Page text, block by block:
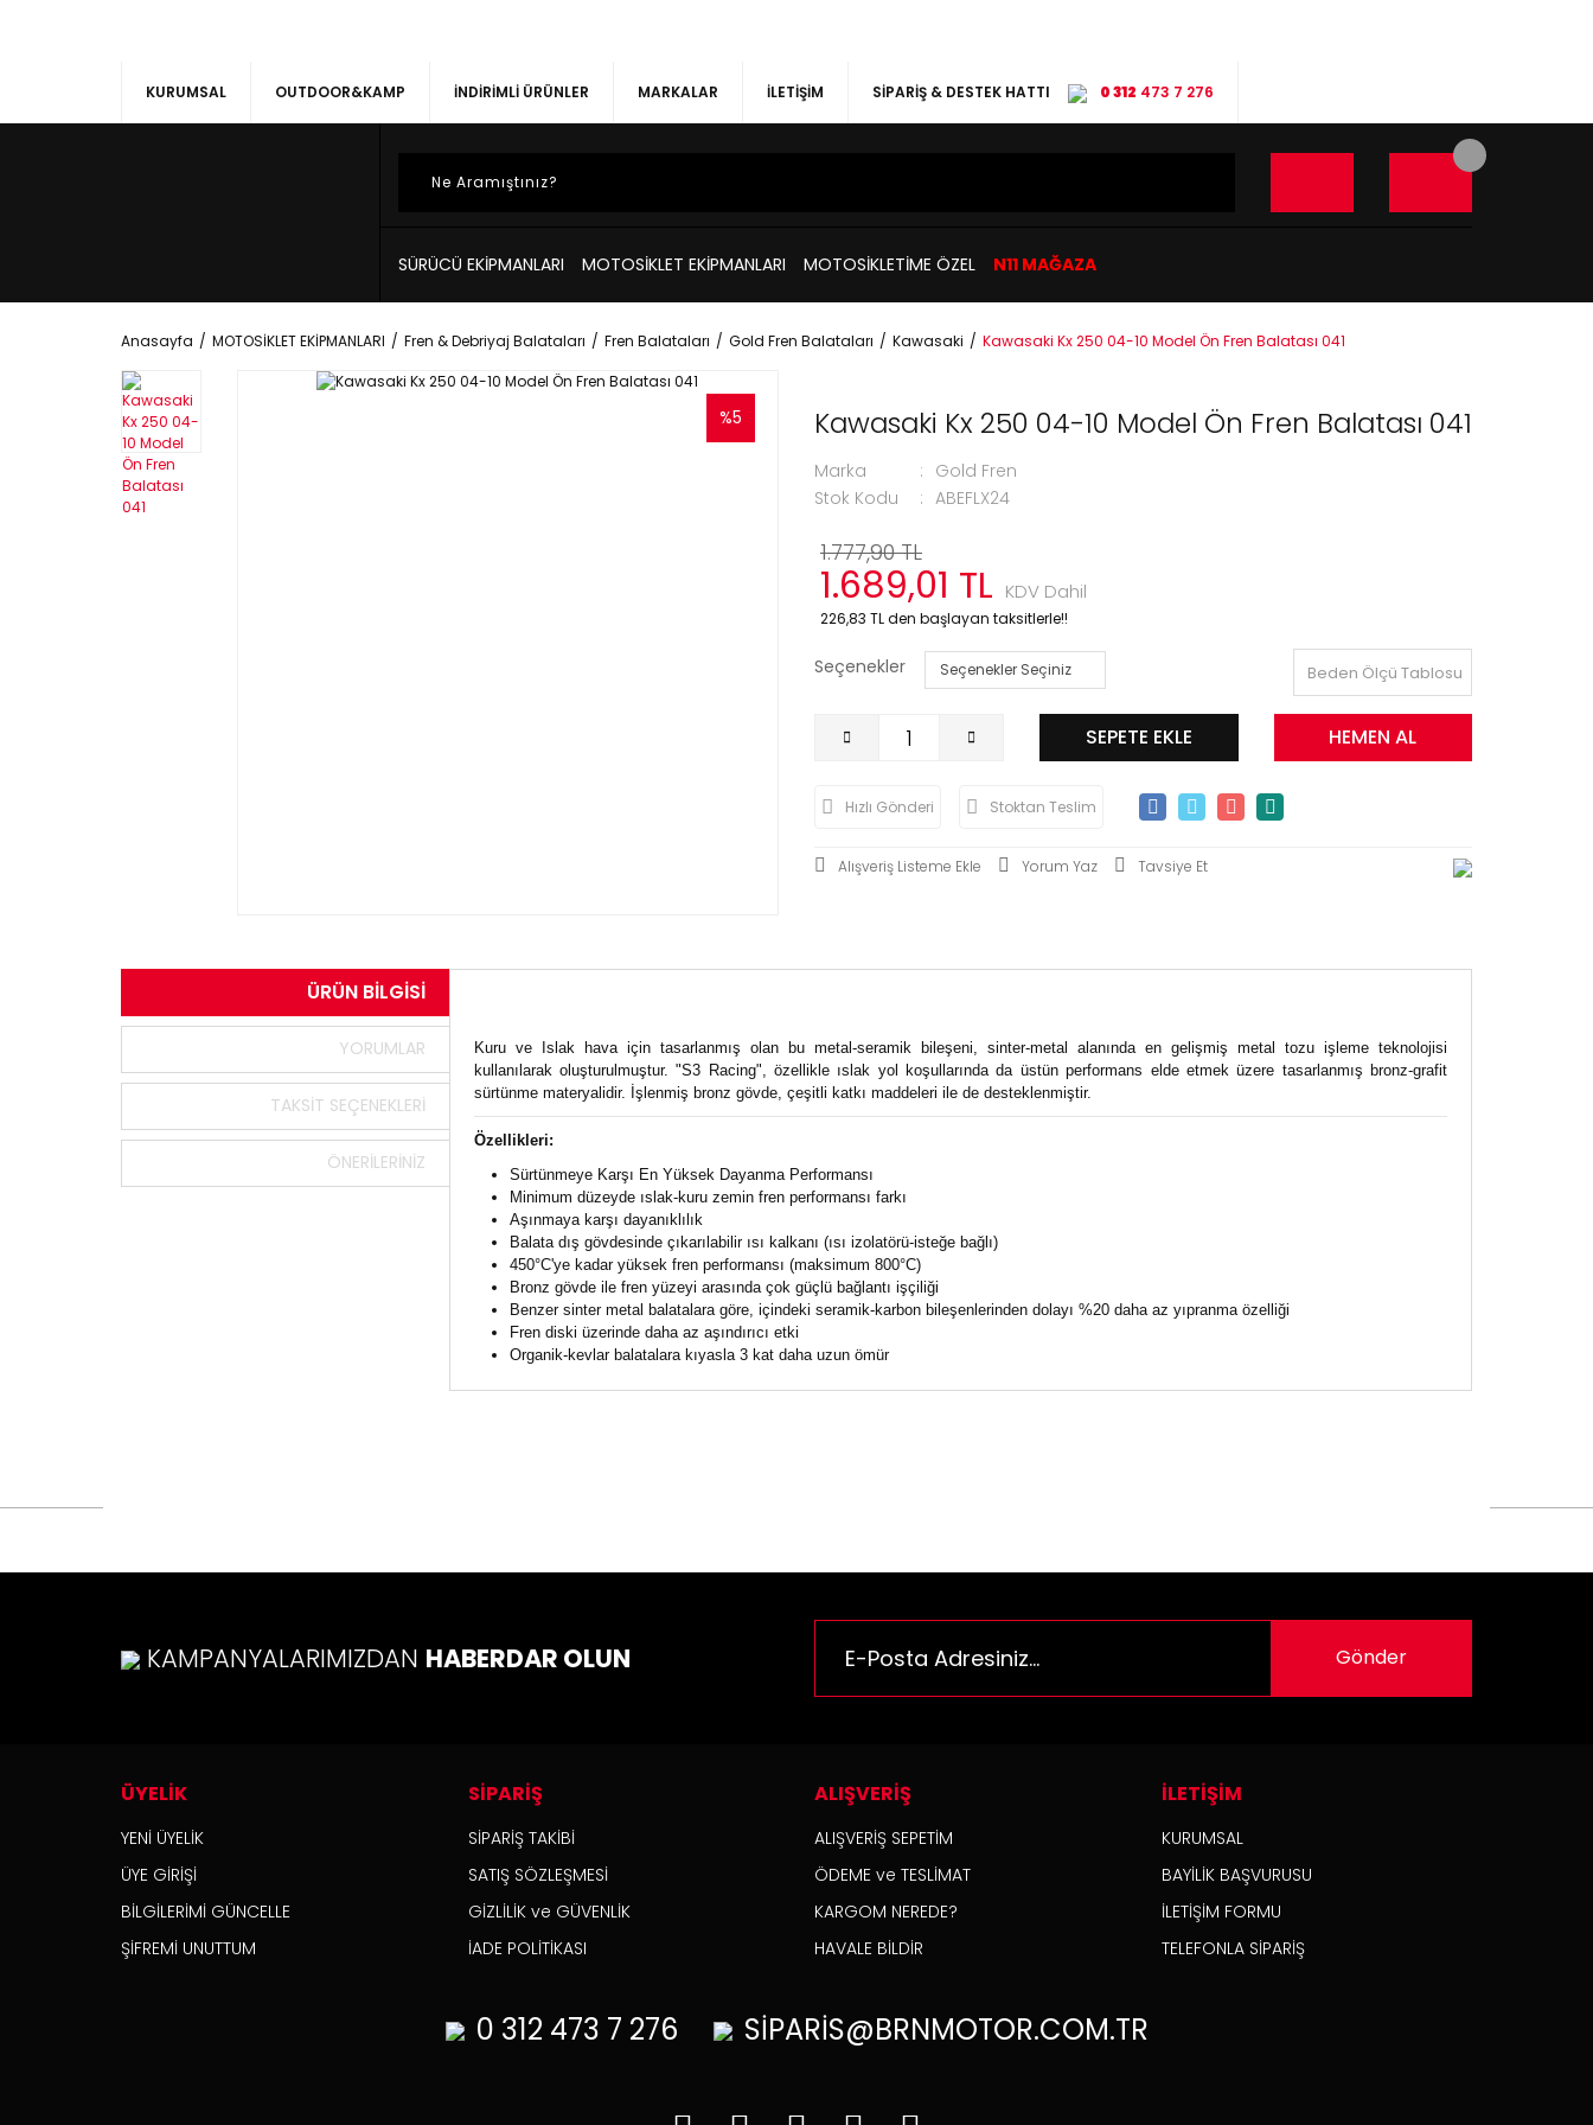
KURUMSAL OUTDOOR&KAMP İNDİRİMLİ ÜRÜNLER MARKALAR İLETİŞİM SİPARİŞ & DESTEK HATTI 0 312 473 7 276
SÜRÜCÜ EKİPMANLARI MOTOSİKLET EKİPMANLARI MOTOSİKLETİME ÖZEL N11 MAĞAZA
Anasayfa MOTOSİKLET EKİPMANLARI Fren & Debriyaj Balataları Fren Balataları Gold Fren Balataları Kawasaki Kawasaki Kx 250 04-10 Model Ön Fren Balatası 041
%5 Kawasaki Kx 250 04-10 Model Ön Fren Balatası 041
Marka
Gold Fren
Stok Kodu
ABEFLX24
1.777,90 TL
1.689,01 TL KDV Dahil
226,83 TL den başlayan taksitlerle!!
Seçenekler Beden Ölçü Tablosu
SEPETE EKLE HEMEN AL
Hızlı Gönderi Stoktan Teslim
Yorum Yaz Tavsiye Et
ÜRÜN BILGISI
YORUMLAR
TAKSIT SEÇENEKLERI
ÖNERILERINIZ
Kuru ve Islak hava için tasarlanmış olan bu metal-seramik bileşeni, sinter-metal alanında en gelişmiş metal tozu işleme teknolojisi
kullanılarak oluşturulmuştur. "S3 Racing", özellikle ıslak yol koşullarında da üstün performans elde etmek üzere tasarlanmış bronz-grafit
sürtünme materyalidir. İşlenmiş bronz gövde, çeşitli katkı maddeleri ile de desteklenmiştir.
Özellikleri:
Sürtünmeye Karşı En Yüksek Dayanma Performansı
Minimum düzeyde ıslak-kuru zemin fren performansı farkı
Aşınmaya karşı dayanıklılık
Balata dış gövdesinde çıkarılabilir ısı kalkanı (ısı izolatörü-isteğe bağlı)
450°C'ye kadar yüksek fren performansı (maksimum 800°C)
Bronz gövde ile fren yüzeyi arasında çok güçlü bağlantı işçiliği
Benzer sinter metal balatalara göre, içindeki seramik-karbon bileşenlerinden dolayı %20 daha az yıpranma özelliği
Fren diski üzerinde daha az aşındırıcı etki
Organik-kevlar balatalara kıyasla 3 kat daha uzun ömür
Bu ürüne benzer farklı alternatifler olmalı.
KAMPANYALARIMIZDAN HABERDAR OLUN Gönder
ÜYELİK
YENİ ÜYELİK
ÜYE GİRİŞİ
BİLGİLERİMİ GÜNCELLE
ŞİFREMİ UNUTTUM
SİPARİŞ
SİPARİŞ TAKİBİ
SATIŞ SÖZLEŞMESİ
GİZLİLİK ve GÜVENLİK
İADE POLİTİKASI
ALIŞVERİŞ
ALIŞVERİŞ SEPETİM
ÖDEME ve TESLİMAT
KARGOM NEREDE?
HAVALE BİLDİR
İLETİŞİM
KURUMSAL
BAYİLİK BAŞVURUSU
İLETİŞİM FORMU
TELEFONLA SİPARİŞ
0 312 473 7 276 SİPARİS@BRNMOTOR.COM.TR